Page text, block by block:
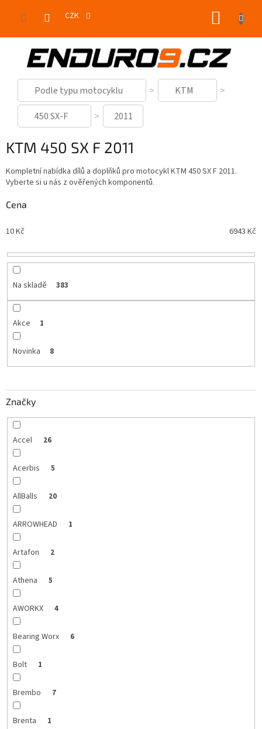
CZK
Podle typu motocyklu
KTM
450 SX-F
2011
KTM 450 SX F 2011
Kompletní nabídka dílů a doplňků pro motocykl KTM 450 SX F 2011.
Vyberte si u nás z ověřených komponentů.
Cena
10Kč 6943 Kč
Na skladě 383
Akce 1
Novinka 8
Značky
Accel 26
Acerbis 5
AllBalls 20
ARROWHEAD 1
Artafon 2
Athena 5
AWORKX 4
Bearing Worx 6
Bolt 1
Brembo 7
Brenta 1